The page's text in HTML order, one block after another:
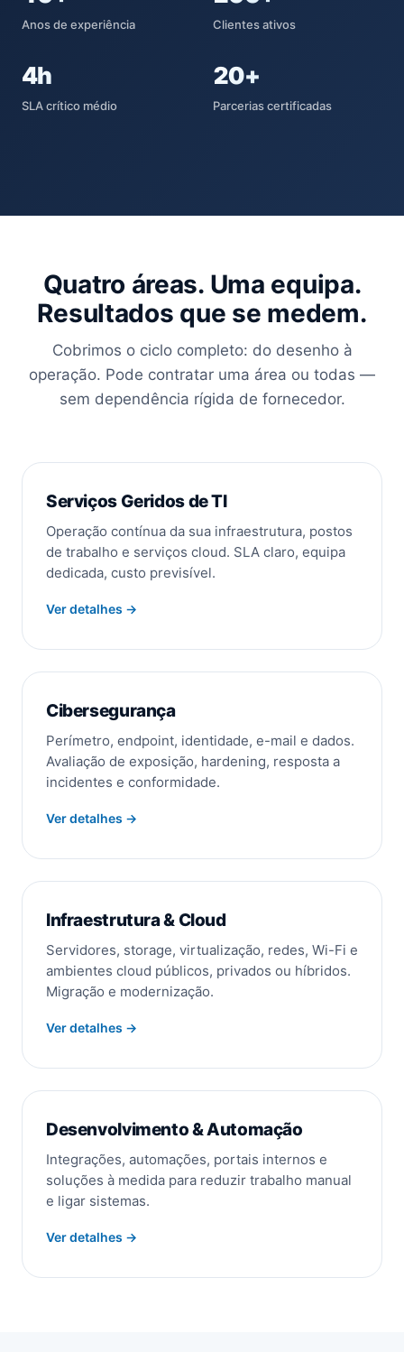
Anos de experiência Clientes ativos
4h
SLA crítico médio
20+
Parcerias certificadas
Quatro áreas. Uma equipa.
Resultados que se medem.
Cobrimos o ciclo completo: do desenho à
operação. Pode contratar uma área ou todas —
sem dependência rígida de fornecedor.
Serviços Geridos de TI
Operação contínua da sua infraestrutura, postos
de trabalho e serviços cloud. SLA claro, equipa
dedicada, custo previsível.
Ver detalhes →
Cibersegurança
Perímetro, endpoint, identidade, e-mail e dados.
Avaliação de exposição, hardening, resposta a
incidentes e conformidade.
Ver detalhes →
Infraestrutura & Cloud
Servidores, storage, virtualização, redes, Wi-Fi e
ambientes cloud públicos, privados ou híbridos.
Migração e modernização.
Ver detalhes →
Desenvolvimento & Automação
Integrações, automações, portais internos e
soluções à medida para reduzir trabalho manual
e ligar sistemas.
Ver detalhes →